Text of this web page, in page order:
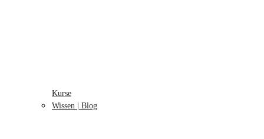
Kurse
Wissen | Blog